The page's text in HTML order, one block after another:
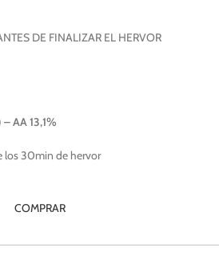
DE FINALIZAR EL HERVOR
AA 13,1%
los 30min de hervor
COMPRAR